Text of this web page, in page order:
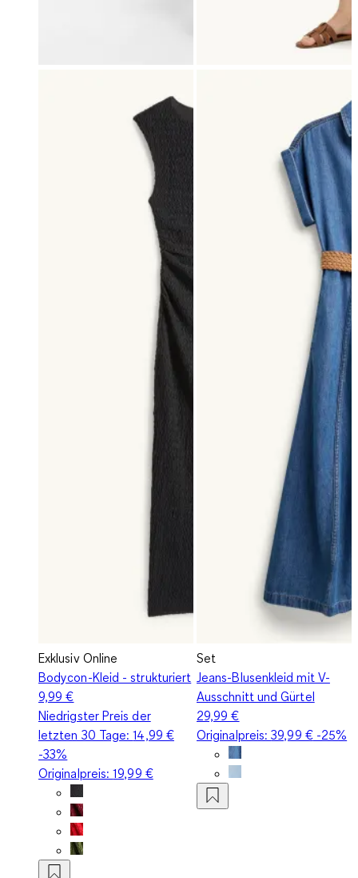
Exklusiv Online
Bodycon-Kleid - strukturiert
9,99 €
Niedrigster Preis der
letzten 30 Tage:14,99 €
-33%
Originalpreis:19,99 €
Set
Jeans-Blusenkleid mit V-
Ausschnitt und Gürtel
29,99 €
Originalpreis:39,99 €-25%